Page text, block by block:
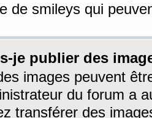
de smileys qui
je publier des
images peuvent
du forum a
transférer des